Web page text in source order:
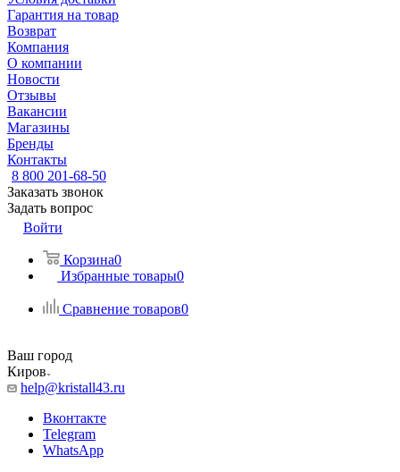
Гарантия на товар
Возврат
Компания
О компании
Новости
Отзывы
Вакансии
Магазины
Бренды
Контакты
8 800 201-68-50
Заказать звонок
Задать вопрос
Войти
Корзина0
Избранные товары0
Сравнение товаров0
Ваш город
Киров
help@kristall43.ru
Вконтакте
Telegram
WhatsApp